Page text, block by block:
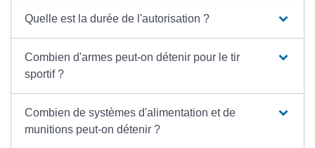
Quelle est la durée de l'autorisation ?
Combien d'armes peut-on détenir pour le tir
sportif ?
Combien de systèmes d'alimentation et de
munitions peut-on détenir ?